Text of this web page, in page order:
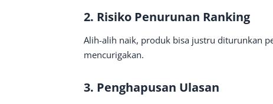
2. Risiko Penurunan Ranking
Alih-alih naik, produk bisa justru diturunkan
mencurigakan.
3. Penghapusan Ulasan